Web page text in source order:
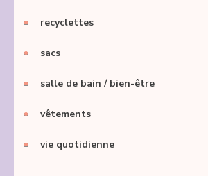
recyclettes
sacs
salle de bain / bien-être
vêtements
vie quotidienne